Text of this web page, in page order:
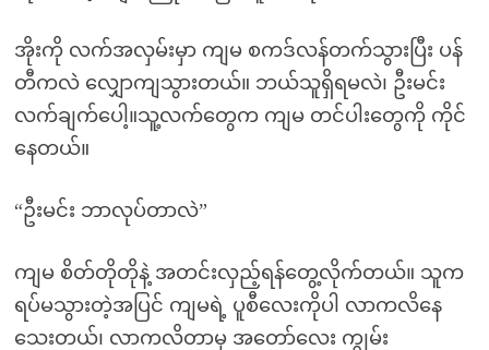
အိုးကို လက်အလှမ်းမှာ ကျမ စကဒ်လန်တက်သွားပြီး ပန်
တီကလဲ လျှောကျသွားတယ်။ ဘယ်သူရှိရမလဲ၊ ဦးမင်း
လက်ချက်ပေါ့။သူ့လက်တွေက ကျမ တင်ပါးတွေကို ကိုင်
နေတယ်။
“ဦးမင်း ဘာလုပ်တာလဲ”
ကျမ စိတ်တိုတိုနဲ့ အတင်းလှည့်ရန်တွေ့လိုက်တယ်။ သူက
ရပ်မသွားတဲ့အပြင် ကျမရဲ့ ပူစီလေးကိုပါ လာကလိနေ
သေးတယ်၊ လာကလိတာမှ အတော်လေး ကျွမ်း